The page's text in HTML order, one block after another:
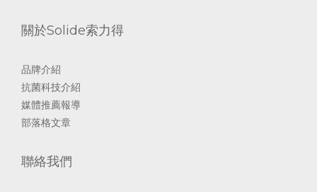
關於Solide索力得
品牌介紹
抗菌科技介紹
媒體推薦報導
部落格文章
聯絡我們